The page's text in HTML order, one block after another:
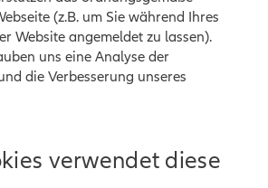
(z.B. um Sie während Ihres
Website angemeldet zu lassen).
uns eine Analyse der
die Verbesserung unseres
verwendet diese